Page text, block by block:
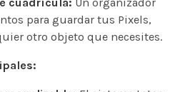
para guardar tus Pixels,
otro objeto que necesites.